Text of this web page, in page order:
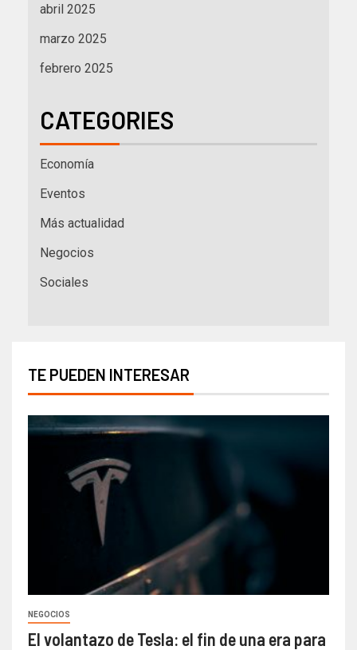
abril 2025
marzo 2025
febrero 2025
CATEGORIES
Economía
Eventos
Más actualidad
Negocios
Sociales
TE PUEDEN INTERESAR
NEGOCIOS
El volantazo de Tesla: el fin de una era para